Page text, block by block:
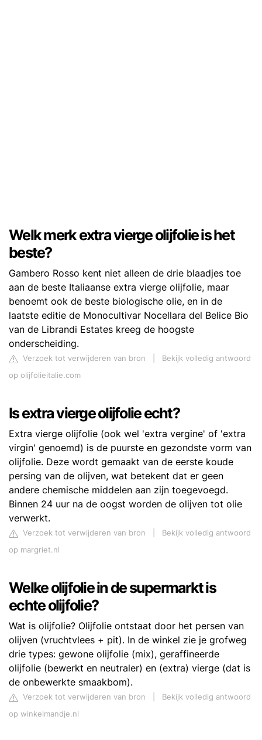
Welk merk extra vierge olijfolie is het
beste?
Gambero Rosso kent niet alleen de drie blaadjes toe
aan de beste Italiaanse extra vierge olijfolie, maar
benoemt ook de beste biologische olie, en in de
laatste editie de Monocultivar Nocellara del Belice Bio
van de Librandi Estates kreeg de hoogste
onderscheiding.
Verzoek tot verwijderen van bron
Bekijk volledig antwoord
op olijfolieitalie.com
Is extra vierge olijfolie echt?
Extra vierge olijfolie (ook wel 'extra vergine' of 'extra
virgin' genoemd) is de puurste en gezondste vorm van
olijfolie. Deze wordt gemaakt van de eerste koude
persing van de olijven, wat betekent dat er geen
andere chemische middelen aan zijn toegevoegd.
Binnen 24 uur na de oogst worden de olijven tot olie
verwerkt.
Verzoek tot verwijderen van bron
Bekijk volledig antwoord
op margriet.nl
Welke olijfolie in de supermarkt is
echte olijfolie?
Wat is olijfolie? Olijfolie ontstaat door het persen van
olijven (vruchtvlees + pit). In de winkel zie je grofweg
drie types: gewone olijfolie (mix), geraffineerde
olijfolie (bewerkt en neutraler) en (extra) vierge (dat is
de onbewerkte smaakbom).
Verzoek tot verwijderen van bron
Bekijk volledig antwoord
op winkelmandje.nl